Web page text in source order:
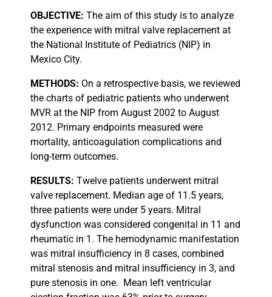
OBJECTIVE: The aim of this study is to analyze
the experience with mitral valve replacement at
the National Institute of Pediatrics (NIP) in
Mexico City.
METHODS: On a retrospective basis, we reviewed
the charts of pediatric patients who underwent
MVR at the NIP from August 2002 to August
2012. Primary endpoints measured were
mortality, anticoagulation complications and
long-term outcomes.
RESULTS: Twelve patients underwent mitral
valve replacement. Median age of 11.5 years,
three patients were under 5 years. Mitral
dysfunction was considered congenital in 11 and
rheumatic in 1. The hemodynamic manifestation
was mitral insufficiency in 8 cases, combined
mitral stenosis and mitral insufficiency in 3, and
pure stenosis in one. Mean left ventricular